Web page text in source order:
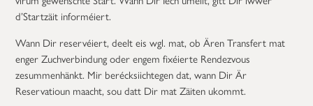
d’Startzäit informéiert.
Wann Dir reservéiert, deelt eis wgl. mat, ob Ären Transfert mat
enger Zuchverbindung oder engem fixéierte Rendezvous
zesummenhänkt. Mir berécksiichtegen dat, wann Dir Är
Reservatioun maacht, sou datt Dir mat Zäiten ukommt.